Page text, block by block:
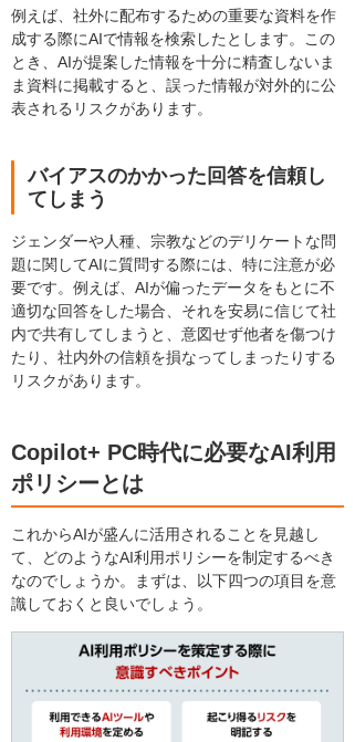
例えば、社外に配布するための重要な資料を作
成する際にAIで情報を検索したとします。この
とき、AIが提案した情報を十分に精査しないま
ま資料に掲載すると、誤った情報が対外的に公
表されるリスクがあります。
バイアスのかかった回答を信頼し
てしまう
ジェンダーや人種、宗教などのデリケートな問
題に関してAIに質問する際には、特に注意が必
要です。例えば、AIが偏ったデータをもとに不
適切な回答をした場合、それを安易に信じて社
内で共有してしまうと、意図せず他者を傷つけ
たり、社内外の信頼を損なってしまったりする
リスクがあります。
Copilot+ PC時代に必要なAI利用
ポリシーとは
これからAIが盛んに活用されることを見越し
て、どのようなAI利用ポリシーを制定するべき
なのでしょうか。まずは、以下四つの項目を意
識しておくと良いでしょう。